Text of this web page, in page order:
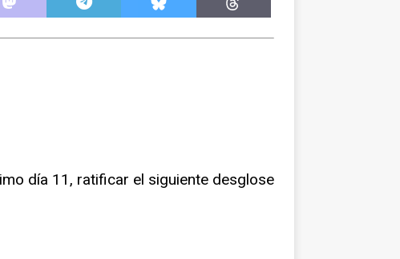
día 11, ratificar el siguiente desglose